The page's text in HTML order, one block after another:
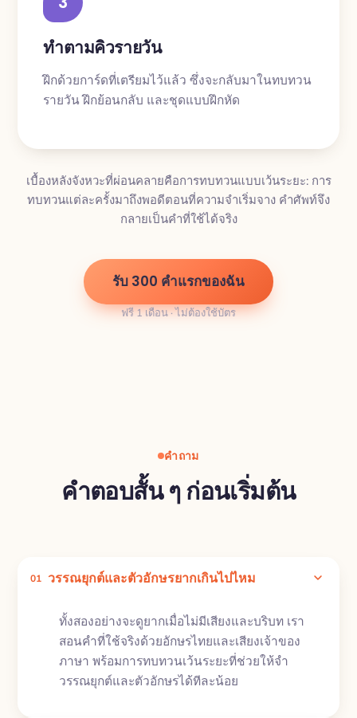
ทำตามคิวรายวัน
ฝึกด้วยการ์ดที่เตรียมไว้แล้ว ซึ่งจะกลับมาในทบทวน
รายวัน ฝึกย้อนกลับ และชุดแบบฝึกหัด
เบื้องหลังจังหวะที่ผ่อนคลายคือการทบทวนแบบเว้นระยะ: การ
ทบทวนแต่ละครั้งมาถึงพอดีตอนที่ความจำเริ่มจาง คำศัพท์จึง
กลายเป็นคำที่ใช้ได้จริง
รับ 300 คำแรกของฉัน
ฟรี 1 เดือน · ไม่ต้องใช้บัตร
คำถาม
คำตอบสั้น ๆ ก่อนเริ่มต้น
01 วรรณยุกต์และตัวอักษรยากเกินไปไหม
ทั้งสองอย่างจะดูยากเมื่อไม่มีเสียงและบริบท เรา
สอนคำที่ใช้จริงด้วยอักษรไทยและเสียงเจ้าของ
ภาษา พร้อมการทบทวนเว้นระยะที่ช่วยให้จำ
วรรณยุกต์และตัวอักษรได้ทีละน้อย